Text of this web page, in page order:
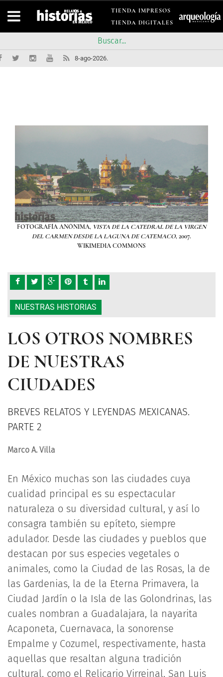
TIENDA IMPRESOS
TIENDA DIGITALES
8-ago-2026.
FOTOGRAFÍA ANÓNIMA, VISTA DE LA CATEDRAL DE LA VIRGEN
DEL CARMEN DESDE LA LAGUNA DE CATEMACO, 2007.
WIKIMEDIA COMMONS
NUESTRAS HISTORIAS
LOS OTROS NOMBRES
DE NUESTRAS
CIUDADES
BREVES RELATOS Y LEYENDAS MEXICANAS.
PARTE 2
Marco A. Villa
En México muchas son las ciudades cuya
cualidad principal es su espectacular
naturaleza o su diversidad cultural, y así lo
consagra también su epíteto, siempre
adulador. Desde las ciudades y pueblos que
destacan por sus especies vegetales o
animales, como la Ciudad de las Rosas, la de
las Gardenias, la de la Eterna Primavera, la
Ciudad Jardín o la Isla de las Golondrinas, las
cuales nombran a Guadalajara, la nayarita
Acaponeta, Cuernavaca, la sonorense
Empalme y Cozumel, respectivamente, hasta
aquellas que resaltan alguna tradición
cultural, como el Relicario Virreinal, San Luis